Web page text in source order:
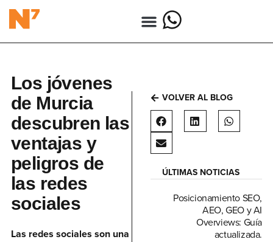
Los jóvenes
de Murcia
descubren las
ventajas y
peligros de
las redes
sociales
Las redes sociales son una
VOLVER AL BLOG
ÚLTIMAS NOTICIAS
Posicionamiento SEO,
AEO, GEO y AI
Overviews: Guía
actualizada.